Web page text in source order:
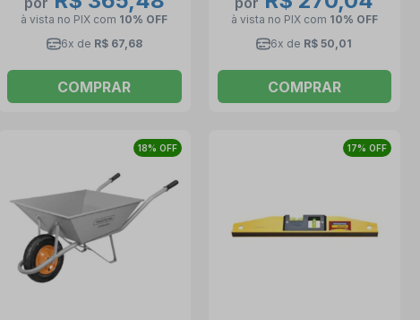
à vista no PIX com 10% OFF
6x de R$ 67,68
COMPRAR
à vista no PIX com 10% OFF
6x de R$ 50,01
COMPRAR
18% OFF 17% OFF